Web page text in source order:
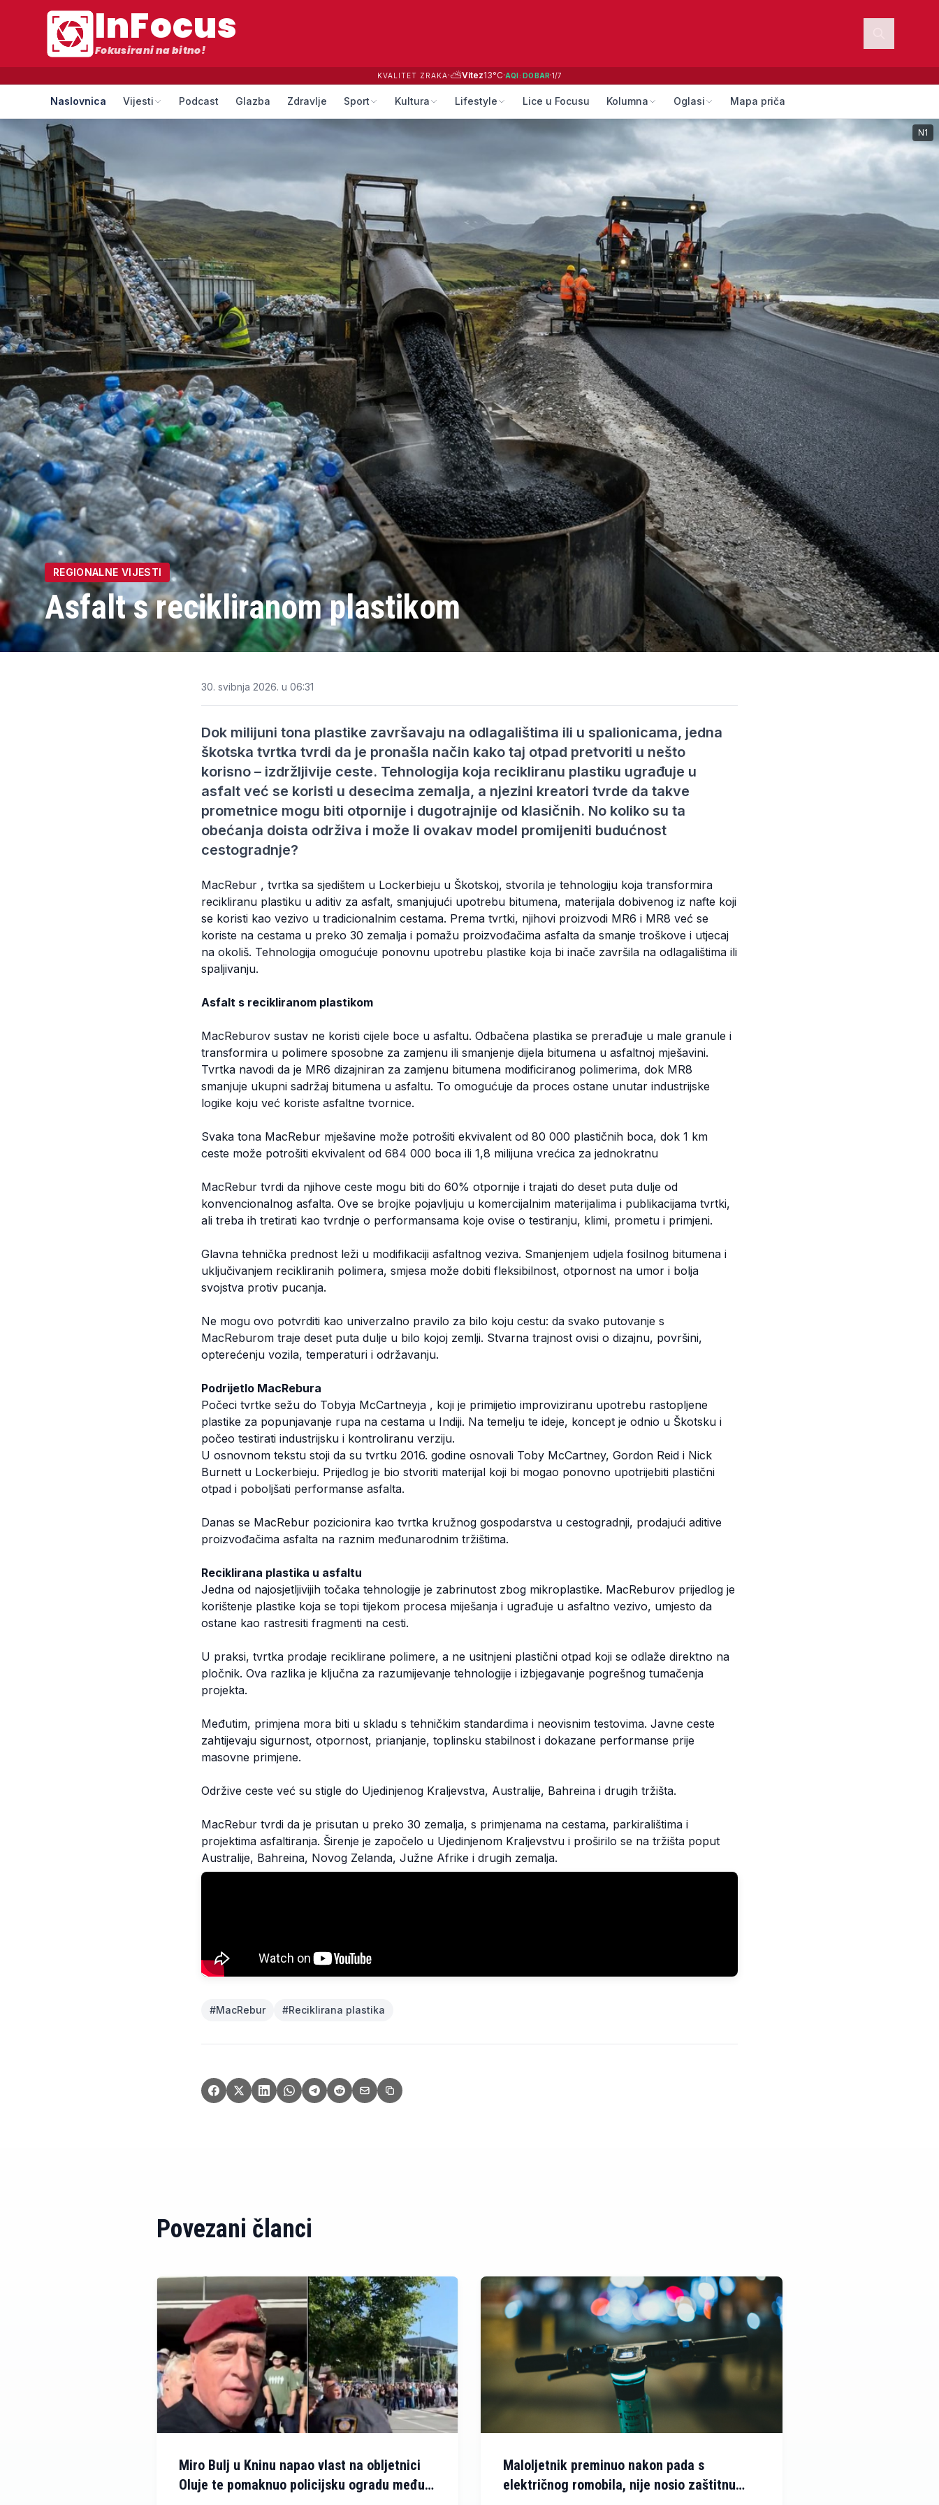
InFocus
Fokusirani na bitno!
KVALITET ZRAKA·⛅Vitez13°C·AQI: DOBAR·1/7
Naslovnica Vijesti Podcast Glazba Zdravlje Sport Kultura Lifestyle Lice u Focusu Kolumna Oglasi Mapa priča
REGIONALNE VIJESTI
Asfalt s recikliranom plastikom
N1
30. svibnja 2026. u 06:31
Dok milijuni tona plastike završavaju na odlagalištima ili u spalionicama, jedna
škotska tvrtka tvrdi da je pronašla način kako taj otpad pretvoriti u nešto
korisno – izdržljivije ceste. Tehnologija koja recikliranu plastiku ugrađuje u
asfalt već se koristi u desecima zemalja, a njezini kreatori tvrde da takve
prometnice mogu biti otpornije i dugotrajnije od klasičnih. No koliko su ta
obećanja doista održiva i može li ovakav model promijeniti budućnost
cestogradnje?
MacRebur , tvrtka sa sjedištem u Lockerbieju u Škotskoj, stvorila je tehnologiju koja transformira
recikliranu plastiku u aditiv za asfalt, smanjujući upotrebu bitumena, materijala dobivenog iz nafte koji
se koristi kao vezivo u tradicionalnim cestama. Prema tvrtki, njihovi proizvodi MR6 i MR8 već se
koriste na cestama u preko 30 zemalja i pomažu proizvođačima asfalta da smanje troškove i utjecaj
na okoliš. Tehnologija omogućuje ponovnu upotrebu plastike koja bi inače završila na odlagalištima ili
spaljivanju.
Asfalt s recikliranom plastikom
MacReburov sustav ne koristi cijele boce u asfaltu. Odbačena plastika se prerađuje u male granule i
transformira u polimere sposobne za zamjenu ili smanjenje dijela bitumena u asfaltnoj mješavini.
Tvrtka navodi da je MR6 dizajniran za zamjenu bitumena modificiranog polimerima, dok MR8
smanjuje ukupni sadržaj bitumena u asfaltu. To omogućuje da proces ostane unutar industrijske
logike koju već koriste asfaltne tvornice.
Svaka tona MacRebur mješavine može potrošiti ekvivalent od 80 000 plastičnih boca, dok 1 km
ceste može potrošiti ekvivalent od 684 000 boca ili 1,8 milijuna vrećica za jednokratnu
MacRebur tvrdi da njihove ceste mogu biti do 60% otpornije i trajati do deset puta dulje od
konvencionalnog asfalta. Ove se brojke pojavljuju u komercijalnim materijalima i publikacijama tvrtki,
ali treba ih tretirati kao tvrdnje o performansama koje ovise o testiranju, klimi, prometu i primjeni.
Glavna tehnička prednost leži u modifikaciji asfaltnog veziva. Smanjenjem udjela fosilnog bitumena i
uključivanjem recikliranih polimera, smjesa može dobiti fleksibilnost, otpornost na umor i bolja
svojstva protiv pucanja.
Ne mogu ovo potvrditi kao univerzalno pravilo za bilo koju cestu: da svako putovanje s
MacReburom traje deset puta dulje u bilo kojoj zemlji. Stvarna trajnost ovisi o dizajnu, površini,
opterećenju vozila, temperaturi i održavanju.
Podrijetlo MacRebura
Počeci tvrtke sežu do Tobyja McCartneyja , koji je primijetio improviziranu upotrebu rastopljene
plastike za popunjavanje rupa na cestama u Indiji. Na temelju te ideje, koncept je odnio u Škotsku i
počeo testirati industrijsku i kontroliranu verziju.
U osnovnom tekstu stoji da su tvrtku 2016. godine osnovali Toby McCartney, Gordon Reid i Nick
Burnett u Lockerbieju. Prijedlog je bio stvoriti materijal koji bi mogao ponovno upotrijebiti plastični
otpad i poboljšati performanse asfalta.
Danas se MacRebur pozicionira kao tvrtka kružnog gospodarstva u cestogradnji, prodajući aditive
proizvođačima asfalta na raznim međunarodnim tržištima.
Reciklirana plastika u asfaltu
Jedna od najosjetljivijih točaka tehnologije je zabrinutost zbog mikroplastike. MacReburov prijedlog je
korištenje plastike koja se topi tijekom procesa miješanja i ugrađuje u asfaltno vezivo, umjesto da
ostane kao rastresiti fragmenti na cesti.
U praksi, tvrtka prodaje reciklirane polimere, a ne usitnjeni plastični otpad koji se odlaže direktno na
pločnik. Ova razlika je ključna za razumijevanje tehnologije i izbjegavanje pogrešnog tumačenja
projekta.
Međutim, primjena mora biti u skladu s tehničkim standardima i neovisnim testovima. Javne ceste
zahtijevaju sigurnost, otpornost, prianjanje, toplinsku stabilnost i dokazane performanse prije
masovne primjene.
Održive ceste već su stigle do Ujedinjenog Kraljevstva, Australije, Bahreina i drugih tržišta.
MacRebur tvrdi da je prisutan u preko 30 zemalja, s primjenama na cestama, parkiralištima i
projektima asfaltiranja. Širenje je započelo u Ujedinjenom Kraljevstvu i proširilo se na tržišta poput
Australije, Bahreina, Novog Zelanda, Južne Afrike i drugih zemalja.
#MacRebur #Reciklirana plastika
Povezani članci
Miro Bulj u Kninu napao vlast na obljetnici
Oluje te pomaknuo policijsku ogradu među
Maloljetnik preminuo nakon pada s
električnog romobila, nije nosio zaštitnu